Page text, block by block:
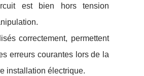
est bien hors tension
correctement, permettent
erreurs courantes lors de la
installation électrique.